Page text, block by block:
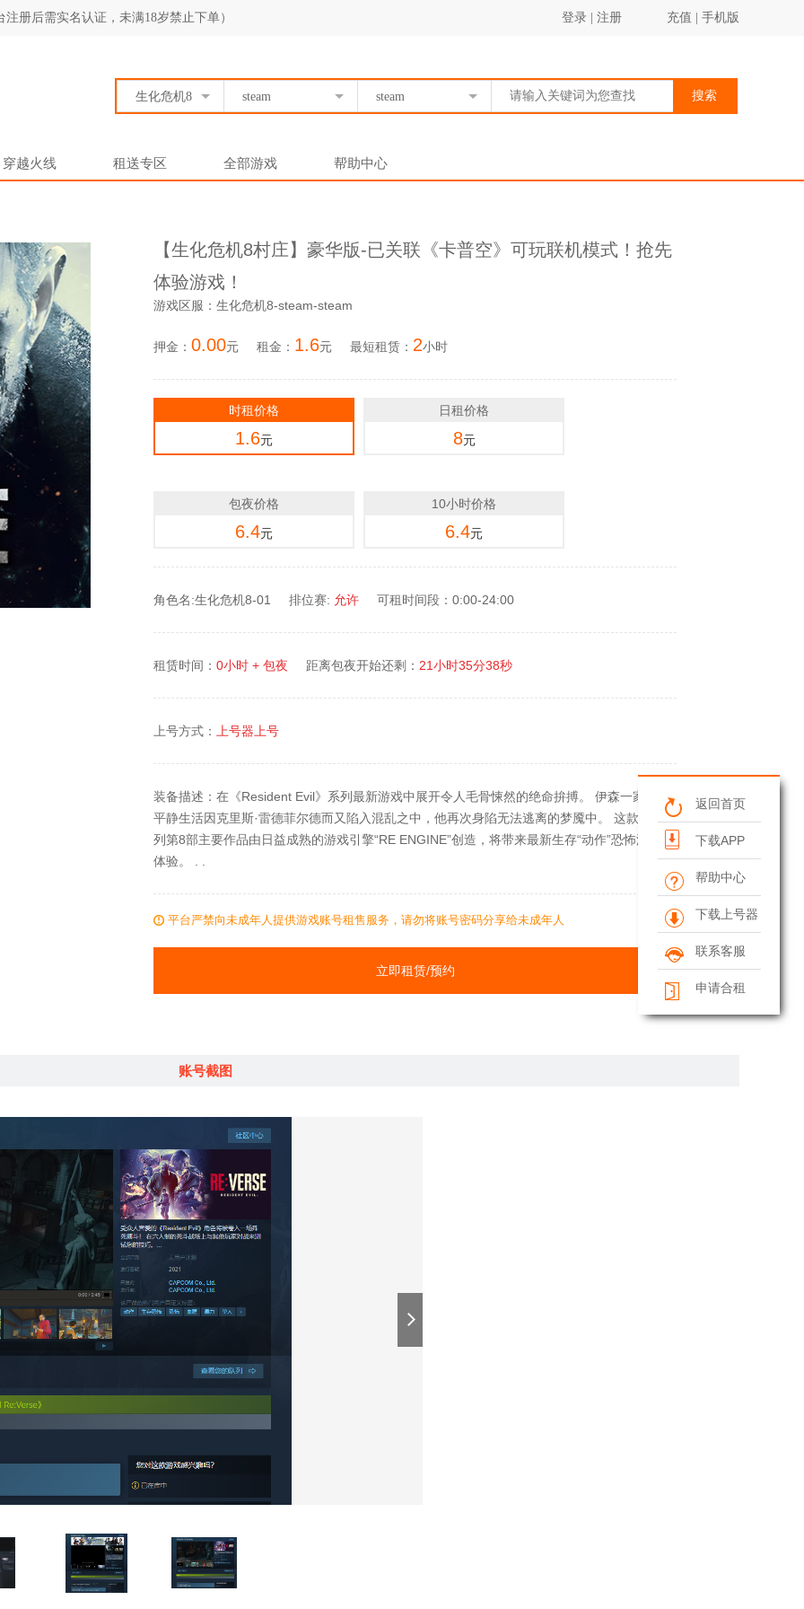
册后需实名认证，未满18岁禁止下单） 登录 注册 充值 手机版
生化危机8 steam steam 搜索
穿越火线 租送专区 全部游戏 帮助中心
【生化危机8村庄】豪华版-已关联《卡普空》可玩联机模式！抢先
体验游戏！
游戏区服：生化危机8-steam-steam
押金： 0.00元 租金： 1.6元 最短租赁： 2小时
时租价格
1.6元
日租价格
8元
包夜价格
6.4元
10小时价格
6.4元
角色名:生化危机8-01 排位赛: 允许 可租时间段：0:00-24:00
租赁时间： 0小时 + 包夜 距离包夜开始还剩： 21小时35分38秒
上号方式： 上号器上号
装备描述：在《Resident Evil》系列最新游戏中展开令人毛骨悚然的绝命拚搏。 伊森一家的
平静生活因克里斯·雷德菲尔德而又陷入混乱之中，他再次身陷无法逃离的梦魇中。 这款系
列第8部主要作品由日益成熟的游戏引擎“RE ENGINE”创造，将带来最新生存“动作”恐怖游戏
体验。 . .
平台严禁向未成年人提供游戏账号租售服务，请勿将账号密码分享给未成年人
立即租赁/预约
账号截图
返回首页
下载APP
帮助中心
下载上号器
联系客服
申请合租